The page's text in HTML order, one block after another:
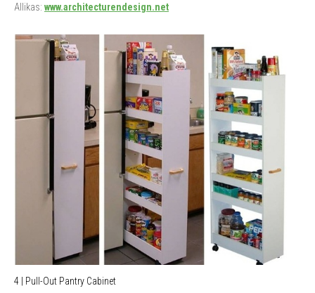
Allikas: www.architecturendesign.net
4 | Pull-Out Pantry Cabinet